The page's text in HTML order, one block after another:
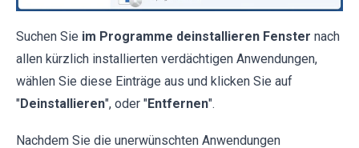
Suchen Sie im Programme deinstallieren Fenster nach
allen kürzlich installierten verdächtigen Anwendungen,
wählen Sie diese Einträge aus und klicken Sie auf
"Deinstallieren", oder "Entfernen".
Nachdem Sie die unerwünschten Anwendungen